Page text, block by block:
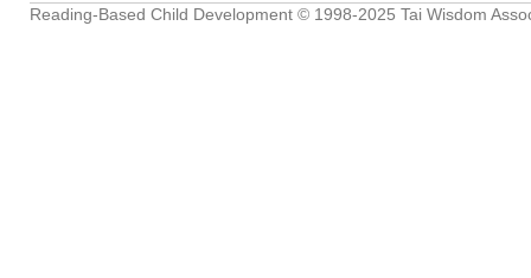
Reading-Based Child Development © 1998-2025 Tai Wisdom